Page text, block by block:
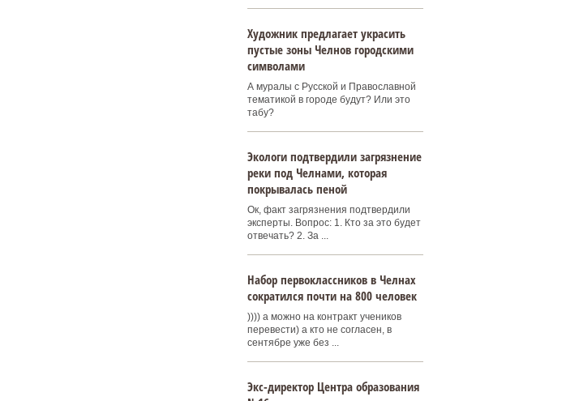
Художник предлагает украсить
пустые зоны Челнов городскими
символами
А муралы с Русской и Православной
тематикой в городе будут? Или это
табу?
Экологи подтвердили загрязнение
реки под Челнами, которая
покрывалась пеной
Ок, факт загрязнения подтвердили
эксперты. Вопрос: 1. Кто за это будет
отвечать? 2. За ...
Набор первоклассников в Челнах
сократился почти на 800 человек
)))) а можно на контракт учеников
перевести) а кто не согласен, в
сентябре уже без ...
Экс-директор Центра образования